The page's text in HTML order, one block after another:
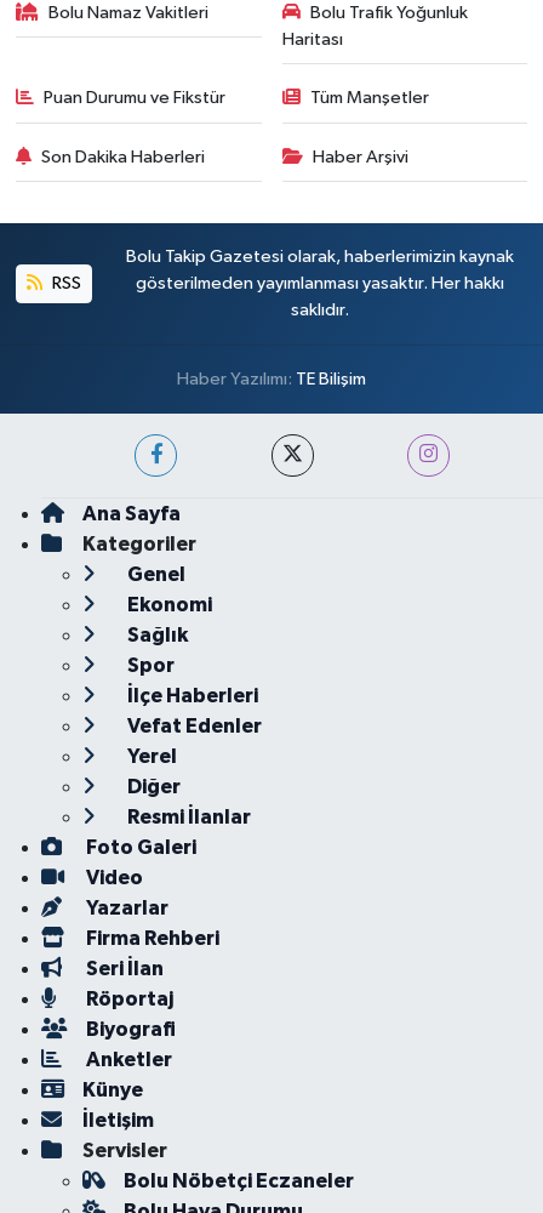
Bolu Namaz Vakitleri
Bolu Trafik Yoğunluk
Haritası
Puan Durumu ve Fikstür Tüm Manşetler
Son Dakika Haberleri Haber Arşivi
RSS
Bolu Takip Gazetesi olarak, haberlerimizin kaynak
gösterilmeden yayımlanması yasaktır. Her hakkı
saklıdır.
Haber Yazılımı: TE Bilişim
Ana Sayfa
Kategoriler
Genel
Ekonomi
Sağlık
Spor
İlçe Haberleri
Vefat Edenler
Yerel
Diğer
Resmi İlanlar
Foto Galeri
Video
Yazarlar
Firma Rehberi
Seri İlan
Röportaj
Biyografi
Anketler
Künye
İletişim
Servisler
Bolu Nöbetçi Eczaneler